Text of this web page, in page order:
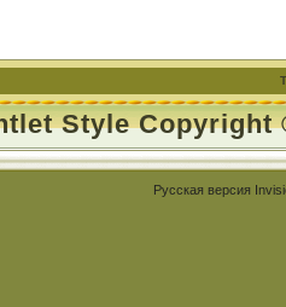
Style Copyright
Русская версия